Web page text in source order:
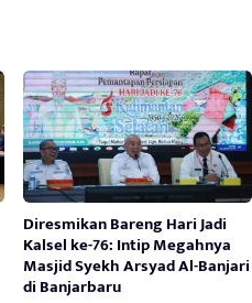
Diresmikan Bareng Hari Jadi
Kalsel ke-76: Intip Megahnya
Masjid Syekh Arsyad Al-Banjari
di Banjarbaru